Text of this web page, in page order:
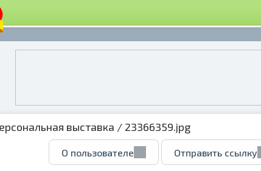
выставка / 23366359.jpg
О пользователе Отправить ссылку